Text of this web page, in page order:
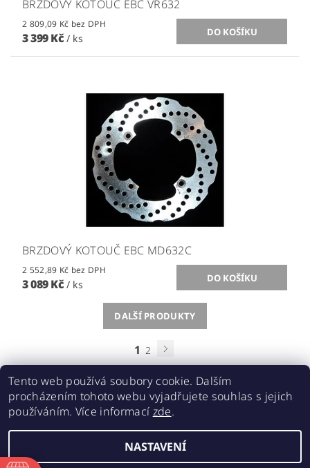
BRZDOVÝ KOTOUČ EBC VR632
2 809,09 Kč bez DPH
3 399 Kč / ks
BRZDOVÝ KOTOUČ EBC MD632C
2 552,89 Kč bez DPH
3 089 Kč / ks
DALŠÍ PRODUKTY
1 2
Acebikes bezpečná přeprava, parkování motocyklů a skútrů
2026 ©ABMOTO.CZ, všechna práva vyhrazena
Tento web používá soubory cookie. Dalším
procházením tohoto webu vyjadřujete souhlas s jejich
používáním. Více informací zde.
NASTAVENÍ